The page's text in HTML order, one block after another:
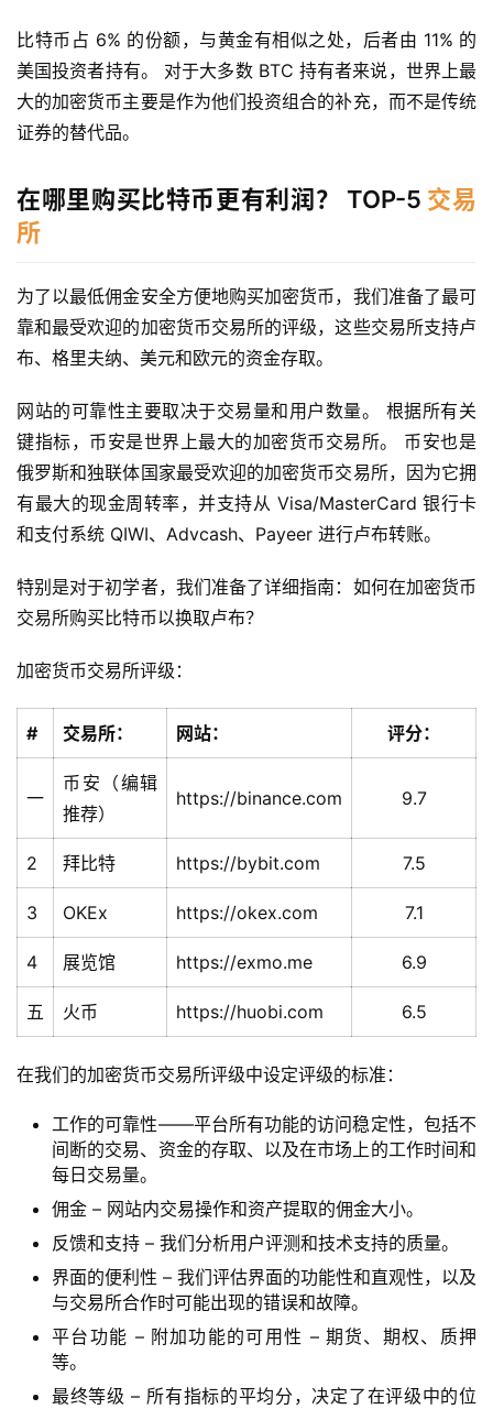
页
信
仰
9
数
用
工
比特币占 6% 的份额，与黄金有相似之处，后者由 11% 的
美国投资者持有。 对于大多数 BTC 持有者来说，世界上最
大的加密货币主要是作为他们投资组合的补充，而不是传统
证券的替代品。
在哪里购买比特币更有利润？ TOP-5 交易
所
为了以最低佣金安全方便地购买加密货币，我们准备了最可
靠和最受欢迎的加密货币交易所的评级，这些交易所支持卢
布、格里夫纳、美元和欧元的资金存取。
网站的可靠性主要取决于交易量和用户数量。 根据所有关
键指标，币安是世界上最大的加密货币交易所。 币安也是
俄罗斯和独联体国家最受欢迎的加密货币交易所，因为它拥
有最大的现金周转率，并支持从 Visa/MasterCard 银行卡
和支付系统 QIWI、Advcash、Payeer 进行卢布转账。
特别是对于初学者，我们准备了详细指南：如何在加密货币
交易所购买比特币以换取卢布？
加密货币交易所评级：
# 交易所： 网站： 评分：
一
币安（编辑
推荐）
https://binance.com 9.7
2 拜比特 https://bybit.com 7.5
3 OKEx https://okex.com 7.1
4 展览馆 https://exmo.me 6.9
五 火币 https://huobi.com 6.5
在我们的加密货币交易所评级中设定评级的标准：
工作的可靠性——平台所有功能的访问稳定性，包括不
间断的交易、资金的存取、以及在市场上的工作时间和
每日交易量。
佣金 – 网站内交易操作和资产提取的佣金大小。
反馈和支持 – 我们分析用户评测和技术支持的质量。
界面的便利性 – 我们评估界面的功能性和直观性，以及
与交易所合作时可能出现的错误和故障。
平台功能 – 附加功能的可用性 – 期货、期权、质押
等。
最终等级 – 所有指标的平均分，决定了在评级中的位